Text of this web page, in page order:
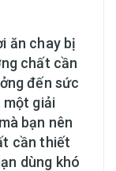
ăn chay bị
chất cần
đến sức
một giải
bạn nên
cần thiết
dùng khó